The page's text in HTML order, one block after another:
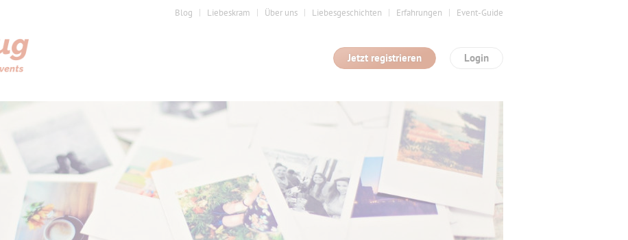
Blog Liebeskram Über uns Liebesgeschichten Erfahrungen Event-Guide
Login
Jetzt registrieren